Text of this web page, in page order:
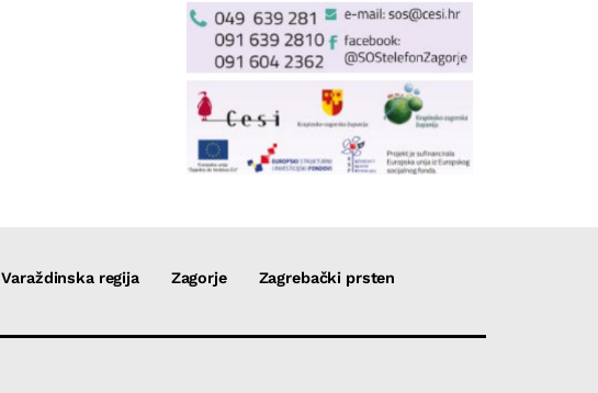
Varaždinska regija Zagorje
Zagrebački prsten